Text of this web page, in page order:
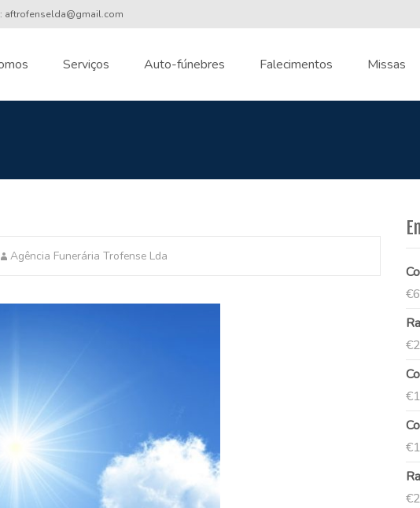
aftrofenselda@gmail.com
Serviços Auto-fúnebres Falecimentos Missas
Agência Funerária Trofense Lda
€
€
€
€
€